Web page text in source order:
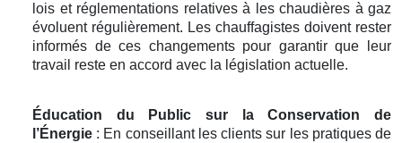
lois et réglementations relatives à les chaudières à gaz
évoluent régulièrement. Les chauffagistes doivent rester
informés de ces changements pour garantir que leur
travail reste en accord avec la législation actuelle.
Éducation du Public sur la Conservation de
l’Énergie : En conseillant les clients sur les pratiques de